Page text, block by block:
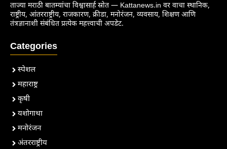
ताज्या मराठी बातम्यांचा विश्वासार्ह स्रोत — Kattanews.in वर वाचा स्थानिक,
राष्ट्रीय, आंतरराष्ट्रीय, राजकारण, क्रीडा, मनोरंजन, व्यवसाय, शिक्षण आणि
तंत्रज्ञानाशी संबंधित प्रत्येक महत्त्वाची अपडेट.
Categories
स्पेशल
महाराष्ट्र
कृषी
यशोगाथा
मनोरंजन
अंतरराष्ट्रीय